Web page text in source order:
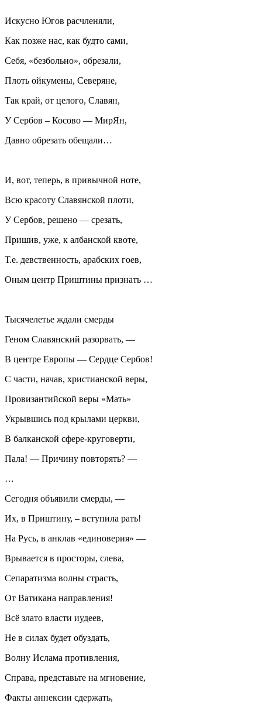
Искусно Югов расчленяли,
Как позже нас, как будто сами,
Себя, «безбольно», обрезали,
Плоть ойкумены, Северяне,
Так край, от целого, Славян,
У Сербов – Косово — МирЯн,
Давно обрезать обещали…
И, вот, теперь, в привычной ноте,
Всю красоту Славянской плоти,
У Сербов, решено — срезать,
Пришив, уже, к албанской квоте,
Т.е. девственность, арабских гоев,
Оным центр Приштины признать …
Тысячелетье ждали смерды
Геном Славянский разорвать, —
В центре Европы — Сердце Сербов!
С части, начав, христианской веры,
Провизантийской веры «Мать»
Укрывшись под крылами церкви,
В балканской сфере-круговерти,
Пала! — Причину повторять? —
…
Сегодня объявили смерды, —
Их, в Приштину, – вступила рать!
На Русь, в анклав «единоверия» —
Врывается в просторы, слева,
Сепаратизма волны страсть,
От Ватикана направления!
Всё злато власти иудеев,
Не в силах будет обуздать,
Волну Ислама противления,
Справа, представьте на мгновение,
Факты аннексии сдержать,